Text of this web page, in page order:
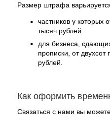
Размер штрафа
частников у которых
тысяч рублей
для бизнеса,
прописки, от двухсот
рублей.
Как оформить
Связаться с нами вы